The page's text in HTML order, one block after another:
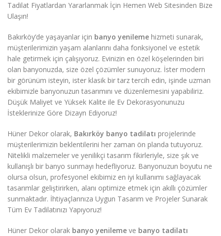
Tadilat Fiyatlardan Yararlanmak İçin Hemen Web Sitesinden Bize
Ulaşın!
Bakırköy’de yaşayanlar için banyo yenileme hizmeti sunarak,
müşterilerimizin yaşam alanlarını daha fonksiyonel ve estetik
hale getirmek için çalışıyoruz. Evinizin en özel köşelerinden biri
olan banyonuzda, size özel çözümler sunuyoruz. İster modern
bir görünüm isteyin, ister klasik bir tarz tercih edin, işinde uzman
ekibimizle banyonuzun tasarımını ve düzenlemesini yapabiliriz.
Düşük Maliyet ve Yüksek Kalite ile Ev Dekorasyonunuzu
İsteklerinize Göre Dizayn Ediyoruz!
Hüner Dekor olarak, Bakırköy banyo tadilatı projelerinde
müşterilerimizin beklentilerini her zaman ön planda tutuyoruz.
Nitelikli malzemeler ve yenilikçi tasarım fikirleriyle, size şık ve
kullanışlı bir banyo sunmayı hedefliyoruz. Banyonuzun boyutu ne
olursa olsun, profesyonel ekibimiz en iyi kullanımı sağlayacak
tasarımlar geliştirirken, alanı optimize etmek için akıllı çözümler
sunmaktadır. İhtiyaçlarınıza Uygun Tasarım ve Projeler Sunarak
Tüm Ev Tadilatınızı Yapıyoruz!
Hüner Dekor olarak banyo yenileme ve banyo tadilatı